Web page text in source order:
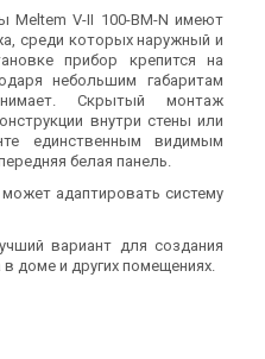
Цена
4 092 грн
Купить
Под заказ Оставить отзыв
Подарок Топ
Германия
Meltem V-II 100-BM-N имеют
среди которых наружный и
прибор крепится на
небольшим габаритам
Скрытый монтаж
внутри стены или
единственным видимым
белая панель.
адаптировать систему
вариант для создания
доме и других помещениях.